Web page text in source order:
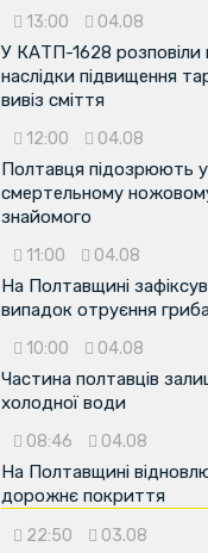
13:00 04.08
У КАТП-1628 розповіли
наслідки підвищення
вивіз сміття
12:00 04.08
Полтавця підозрюють у
смертельному
знайомого
11:00 04.08
На Полтавщині
випадок отруєння
10:00 04.08
Частина полтавців
холодної води
08:46 04.08
На Полтавщині
дорожнє покриття
22:50 03.08